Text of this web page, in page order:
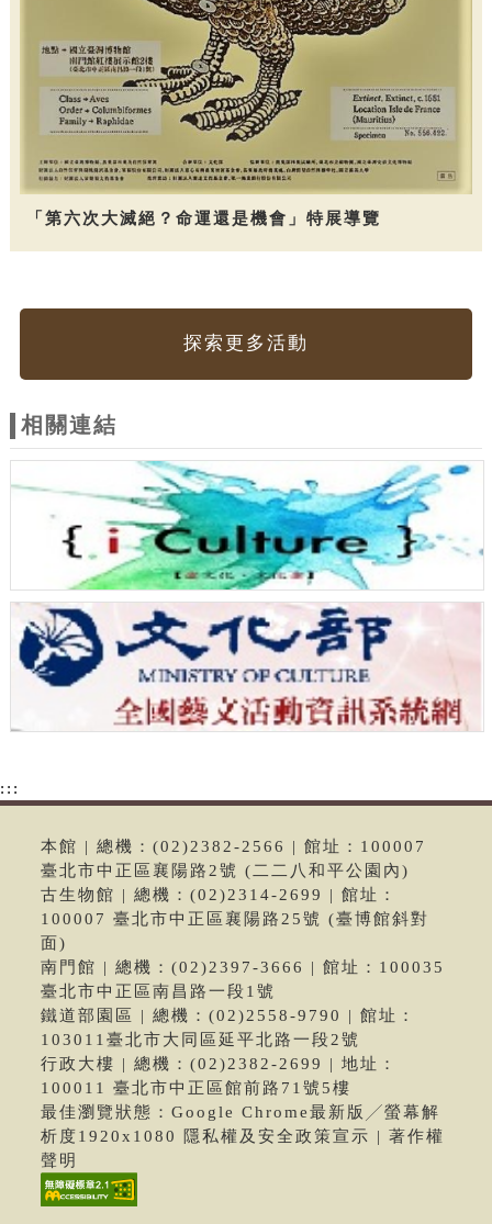
「第六次大滅絕？命運還是機會」特展導覽
探索更多活動
相關連結
:::
本館 | 總機：(02)2382-2566 | 館址：100007
臺北市中正區襄陽路2號 (二二八和平公園內)
古生物館 | 總機：(02)2314-2699 | 館址：
100007 臺北市中正區襄陽路25號 (臺博館斜對
面)
南門館 | 總機：(02)2397-3666 | 館址：100035
臺北市中正區南昌路一段1號
鐵道部園區 | 總機：(02)2558-9790 | 館址：
103011臺北市大同區延平北路一段2號
行政大樓 | 總機：(02)2382-2699 | 地址：
100011 臺北市中正區館前路71號5樓
最佳瀏覽狀態：Google Chrome最新版╱螢幕解
析度1920x1080 隱私權及安全政策宣示 | 著作權
聲明